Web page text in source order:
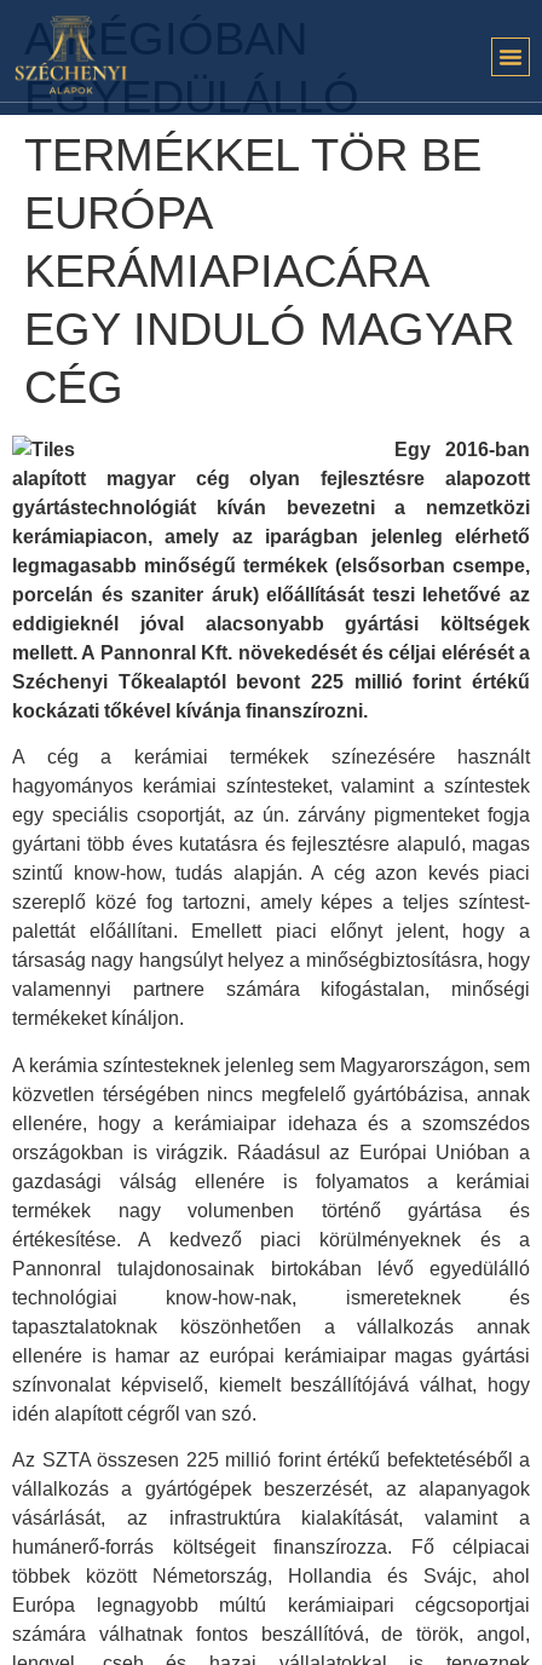
A RÉGIÓBAN
EGYEDÜLÁLLÓ
TERMÉKKEL TÖR BE
EURÓPA
KERÁMIAPIACÁRA
EGY INDULÓ MAGYAR
CÉG
Egy 2016-ban
alapított magyar cég olyan fejlesztésre alapozott
gyártástechnológiát kíván bevezetni a nemzetközi
kerámiapiacon, amely az iparágban jelenleg elérhető
legmagasabb minőségű termékek (elsősorban csempe,
porcelán és szaniter áruk) előállítását teszi lehetővé az
eddigieknél jóval alacsonyabb gyártási költségek
mellett. A Pannonral Kft. növekedését és céljai elérését a
Széchenyi Tőkealaptól bevont 225 millió forint értékű
kockázati tőkével kívánja finanszírozni.
A cég a kerámiai termékek színezésére használt
hagyományos kerámiai színtesteket, valamint a színtestek
egy speciális csoportját, az ún. zárvány pigmenteket fogja
gyártani több éves kutatásra és fejlesztésre alapuló, magas
szintű know-how, tudás alapján. A cég azon kevés piaci
szereplő közé fog tartozni, amely képes a teljes színtest-
palettát előállítani. Emellett piaci előnyt jelent, hogy a
társaság nagy hangsúlyt helyez a minőségbiztosításra, hogy
valamennyi partnere számára kifogástalan, minőségi
termékeket kínáljon.
A kerámia színtesteknek jelenleg sem Magyarországon, sem
közvetlen térségében nincs megfelelő gyártóbázisa, annak
ellenére, hogy a kerámiaipar idehaza és a szomszédos
országokban is virágzik. Ráadásul az Európai Unióban a
gazdasági válság ellenére is folyamatos a kerámiai
termékek nagy volumenben történő gyártása és
értékesítése. A kedvező piaci körülményeknek és a
Pannonral tulajdonosainak birtokában lévő egyedülálló
technológiai know-how-nak, ismereteknek és
tapasztalatoknak köszönhetően a vállalkozás annak
ellenére is hamar az európai kerámiaipar magas gyártási
színvonalat képviselő, kiemelt beszállítójává válhat, hogy
idén alapított cégről van szó.
Az SZTA összesen 225 millió forint értékű befektetéséből a
vállalkozás a gyártógépek beszerzését, az alapanyagok
vásárlását, az infrastruktúra kialakítását, valamint a
humánerő-forrás költségeit finanszírozza. Fő célpiacai
többek között Németország, Hollandia és Svájc, ahol
Európa legnagyobb múltú kerámiaipari cégcsoportjai
számára válhatnak fontos beszállítóvá, de török, angol,